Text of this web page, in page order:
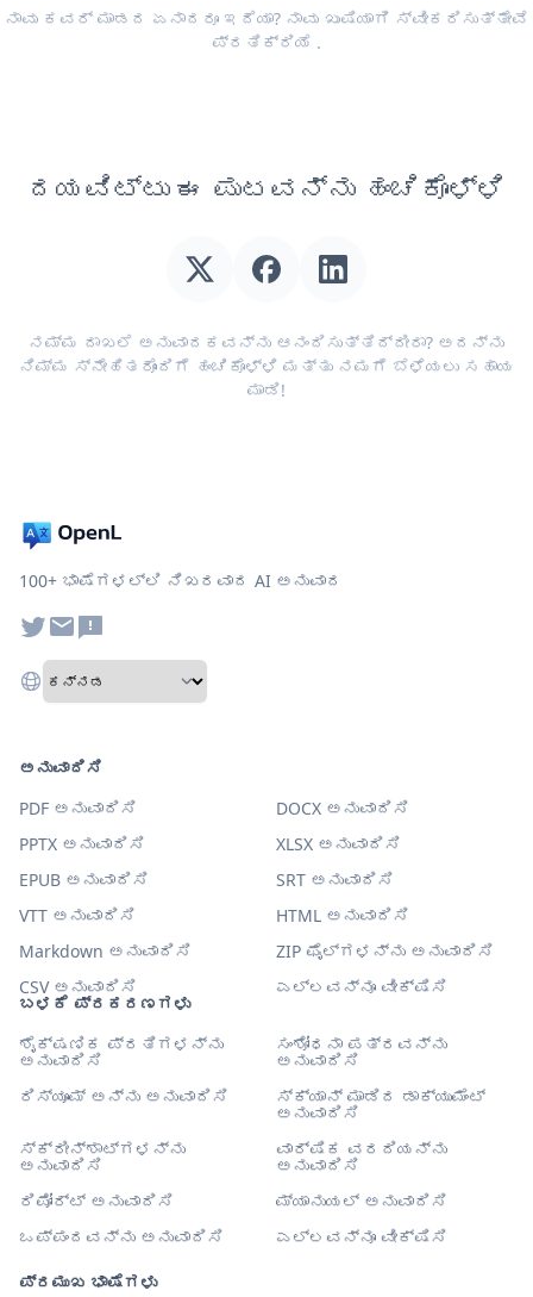
ನಾವು ಕವರ್ ಮಾಡದ ಏನಾದರೂ ಇದೆಯಾ? ನಾವು ಖುಷಿಯಾಗಿ ಸ್ವೀಕರಿಸುತ್ತೇವೆ
ಪ್ರತಿಕ್ರಿಯೆ .
ದಯವಿಟ್ಟು ಈ ಪುಟವನ್ನು ಹಂಚಿಕೊಳ್ಳಿ
ನಮ್ಮ ದಾಖಲೆ ಅನುವಾದಕವನ್ನು ಆನಂದಿಸುತ್ತಿದ್ದೀರಾ? ಅದನ್ನು
ನಿಮ್ಮ ಸ್ನೇಹಿತರೊಂದಿಗೆ ಹಂಚಿಕೊಳ್ಳಿ ಮತ್ತು ನಮಗೆ ಬೆಳೆಯಲು ಸಹಾಯ
ಮಾಡಿ!
100+ ಭಾಷೆಗಳಲ್ಲಿ ನಿಖರವಾದ AI ಅನುವಾದ
ಬಳಕೆ ಪ್ರಕರಣಗಳು
ಶೈಕ್ಷಣಿಕ ಪ್ರತಿಗಳನ್ನು
ಅನುವಾದಿಸಿ
ಸಂಶೋಧನಾ ಪತ್ರವನ್ನು
ಅನುವಾದಿಸಿ
ರಿಸ್ಯೂಮ್ ಅನ್ನು ಅನುವಾದಿಸಿ
ಸ್ಕ್ಯಾನ್ ಮಾಡಿದ ಡಾಕ್ಯುಮೆಂಟ್
ಅನುವಾದಿಸಿ
ಸ್ಕ್ರೀನ್‌ಶಾಟ್‌ಗಳನ್ನು
ಅನುವಾದಿಸಿ
ವಾರ್ಷಿಕ ವರದಿಯನ್ನು
ಅನುವಾದಿಸಿ
ರಿಪೋರ್ಟ್ ಅನುವಾದಿಸಿ
ಮ್ಯಾನುಯಲ್ ಅನುವಾದಿಸಿ
ಒಪ್ಪಂದವನ್ನು ಅನುವಾದಿಸಿ
ಎಲ್ಲವನ್ನೂ ವೀಕ್ಷಿಸಿ
ಪ್ರಮುಖ ಭಾಷೆಗಳು
ಅನುವಾದಿಸಿ
PDF ಅನುವಾದಿಸಿ
DOCX ಅನುವಾದಿಸಿ
PPTX ಅನುವಾದಿಸಿ
XLSX ಅನುವಾದಿಸಿ
EPUB ಅನುವಾದಿಸಿ
SRT ಅನುವಾದಿಸಿ
VTT ಅನುವಾದಿಸಿ
HTML ಅನುವಾದಿಸಿ
Markdown ಅನುವಾದಿಸಿ
ZIP ಫೈಲ್‌ಗಳನ್ನು ಅನುವಾದಿಸಿ
CSV ಅನುವಾದಿಸಿ
ಎಲ್ಲವನ್ನೂ ವೀಕ್ಷಿಸಿ